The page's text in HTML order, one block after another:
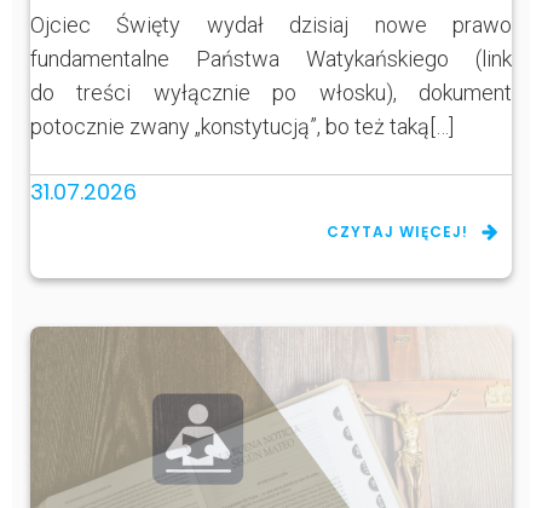
Ojciec Święty wydał dzisiaj nowe prawo
fundamentalne Państwa Watykańskiego (link
do treści wyłącznie po włosku), dokument
potocznie zwany „konstytucją”, bo też taką[…]
31.07.2026
CZYTAJ WIĘCEJ!